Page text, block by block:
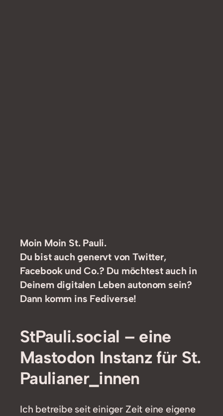
Moin Moin St. Pauli.
Du bist auch genervt von Twitter,
Facebook und Co.? Du möchtest auch in
Deinem digitalen Leben autonom sein?
Dann komm ins Fediverse!
StPauli.social – eine
Mastodon Instanz für St.
Paulianer_innen
Ich betreibe seit einiger Zeit eine eigene